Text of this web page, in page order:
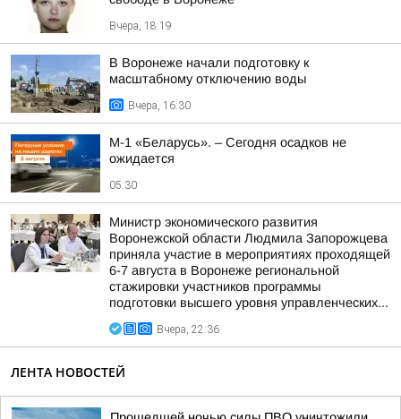
Вчера, 18:19
В Воронеже начали подготовку к
масштабному отключению воды
Вчера, 16:30
М-1 «Беларусь». – Сегодня осадков не
ожидается
05:30
Министр экономического развития
Воронежской области Людмила Запорожцева
приняла участие в мероприятиях проходящей
6-7 августа в Воронеже региональной
стажировки участников программы
подготовки высшего уровня управленческих...
Вчера, 22:36
ЛЕНТА НОВОСТЕЙ